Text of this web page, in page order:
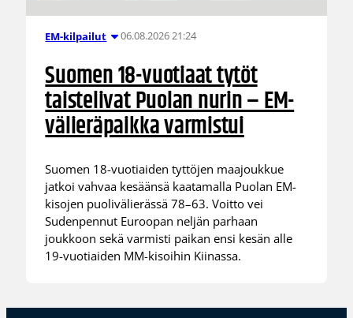
EM-kilpailut 06.08.2026 21:24
Suomen 18-vuotiaat tytöt
taistelivat Puolan nurin – EM-
välieräpaikka varmistui
Suomen 18-vuotiaiden tyttöjen maajoukkue
jatkoi vahvaa kesäänsä kaatamalla Puolan EM-
kisojen puolivälierässä 78–63. Voitto vei
Sudenpennut Euroopan neljän parhaan
joukkoon sekä varmisti paikan ensi kesän alle
19-vuotiaiden MM-kisoihin Kiinassa.